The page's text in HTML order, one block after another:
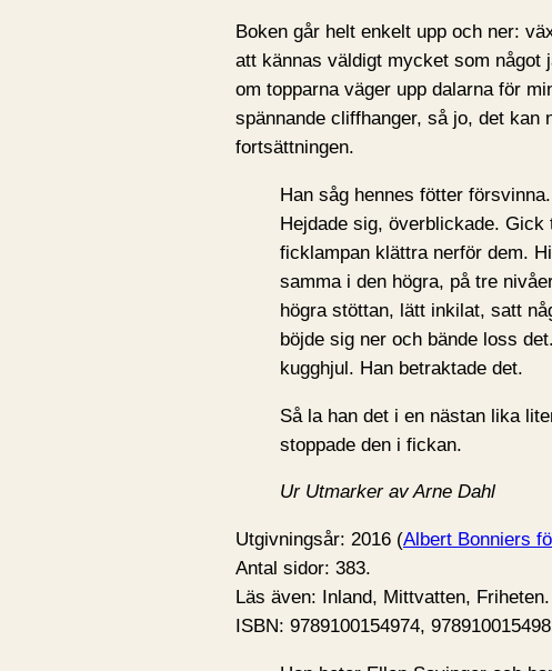
Boken går helt enkelt upp och ner:
att kännas väldigt mycket som
om topparna väger upp dalarna för
spännande cliffhanger, så jo, det
fortsättningen.
Han såg hennes fötter
Hejdade sig, överblickade.
ficklampan klättra nerför dem.
samma i den högra, på tre
högra stöttan, lätt inkilat, satt
böjde sig ner och bände loss
kugghjul. Han betraktade det.
Så la han det i en nästan lika
stoppade den i fickan.
Ur Utmarker av Arne Dahl
Utgivningsår: 2016 (Albert Bonniers
Antal sidor: 383.
Läs även: Inland, Mittvatten, Friheten.
ISBN: 9789100154974,